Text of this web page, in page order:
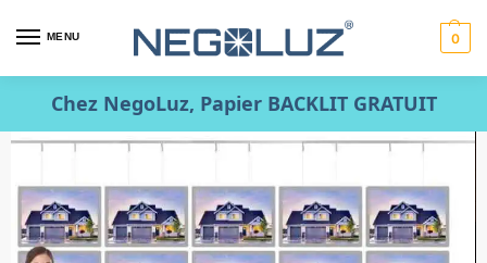
MENU 0
Chez NegoLuz, Papier BACKLIT GRATUIT